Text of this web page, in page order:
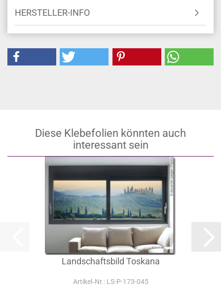
HERSTELLER-INFO
Diese Klebefolien könnten auch
interessant sein
Landschaftsbild Toskana
Artikel‑Nr.: LS-P-173-045